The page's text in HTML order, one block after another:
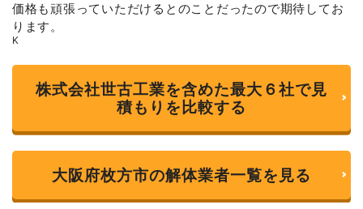
t
o
価格も頑張っていただけるとのことだったので期待してお
ります。
K
株式会社世古工業を含めた最大６社で見
積もりを比較する
大阪府枚方市の解体業者一覧を見る